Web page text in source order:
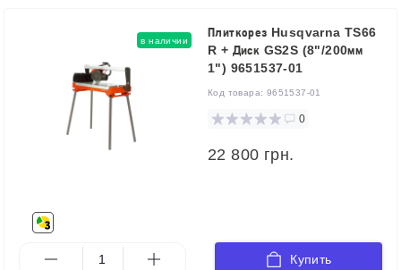
в наличии
Плиткорез Husqvarna TS66
R + Диск GS2S (8"/200мм
1") 9651537-01
Код товара: 9651537-01
0
22 800 грн.
Купить